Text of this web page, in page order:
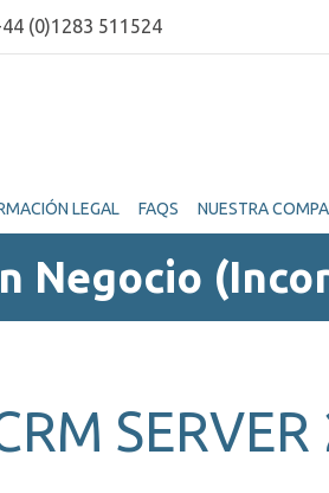
(0)1283 511524
LEGAL FAQS NUESTRA
Negocio